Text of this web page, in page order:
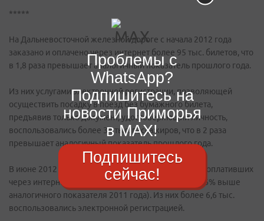
*****
На Дальневосточной железной дороге с начала 2012 года
заказано и оплачено через интернет более 95 тыс. билетов, что
в 1,8 раза превышает аналогичный показатель прошлого года.
Из них услугами электронной регистрации, позволяющей
осуществить посадку в поезд без бумажного билета,
предъявив только документ, удостоверяющий личность,
воспользовались более 34 тыс. пассажиров, что в 2 раза
превышает аналогичный показатель прошлого года.
В июне 2012 года число пассажиров, заказавших и оплативших
через интернет билеты, составило 16,7 тыс. (на 37,6% выше
аналогичного показателя 2011 года). Из них более 6,6 тыс.
воспользовались электронной регистрацией.
Проблемы с
WhatsApp?
Подпишитесь на
новости Приморья
в MAX!
Подпишитесь
сейчас!